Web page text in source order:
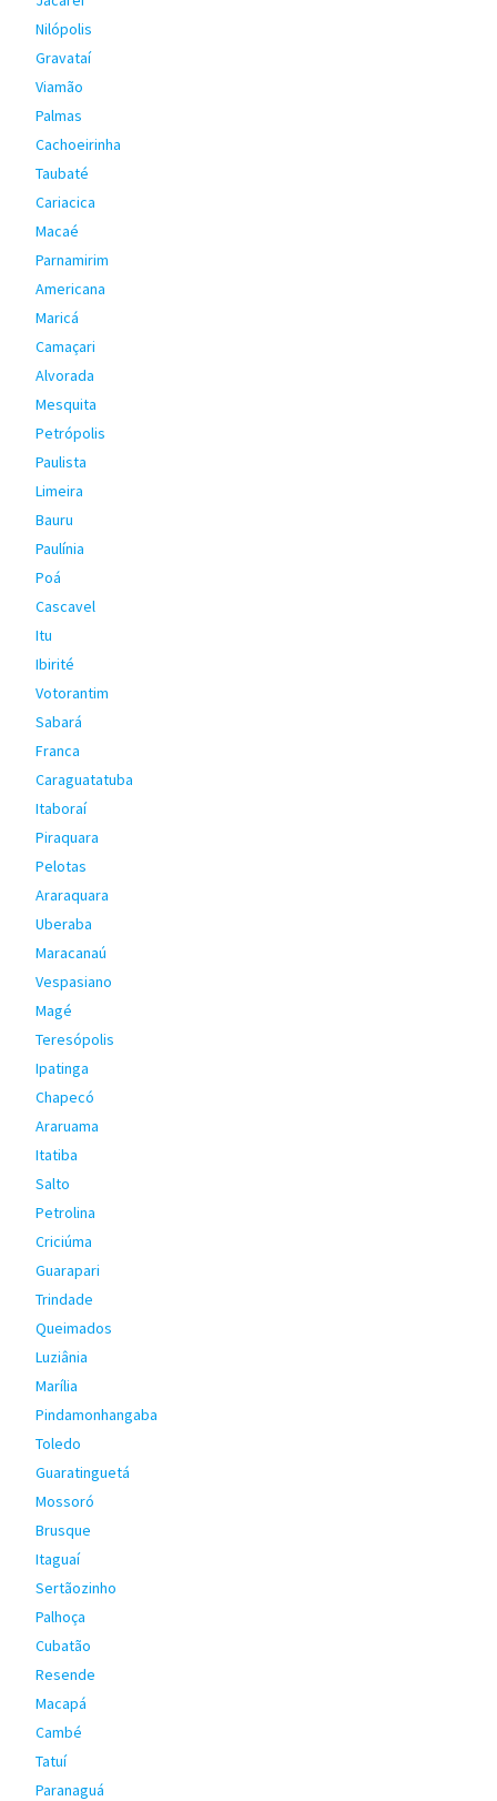
Nilópolis
Gravataí
Viamão
Palmas
Cachoeirinha
Taubaté
Cariacica
Macaé
Parnamirim
Americana
Maricá
Camaçari
Alvorada
Mesquita
Petrópolis
Paulista
Limeira
Bauru
Paulínia
Poá
Cascavel
Itu
Ibirité
Votorantim
Sabará
Franca
Caraguatatuba
Itaboraí
Piraquara
Pelotas
Araraquara
Uberaba
Maracanaú
Vespasiano
Magé
Teresópolis
Ipatinga
Chapecó
Araruama
Itatiba
Salto
Petrolina
Criciúma
Guarapari
Trindade
Queimados
Luziânia
Marília
Pindamonhangaba
Toledo
Guaratinguetá
Mossoró
Brusque
Itaguaí
Sertãozinho
Palhoça
Cubatão
Resende
Macapá
Cambé
Tatuí
Paranaguá